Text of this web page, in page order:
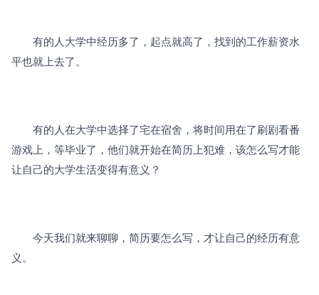
有的人大学中经历多了，起点就高了，找到的工作薪资水
平也就上去了。
有的人在大学中选择了宅在宿舍，将时间用在了刷剧看番
游戏上，等毕业了，他们就开始在简历上犯难，该怎么写才能
让自己的大学生活变得有意义？
今天我们就来聊聊，简历要怎么写，才让自己的经历有意
义。